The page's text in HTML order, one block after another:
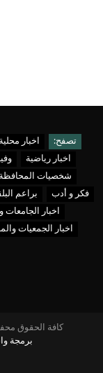
تصفح: اخبار محلية
اخبار رياضية
شخصيات المحافظة
فكر و أدب
براعم
اخبار
اخبار الجمعيات
كافة الحقوق
برمجة